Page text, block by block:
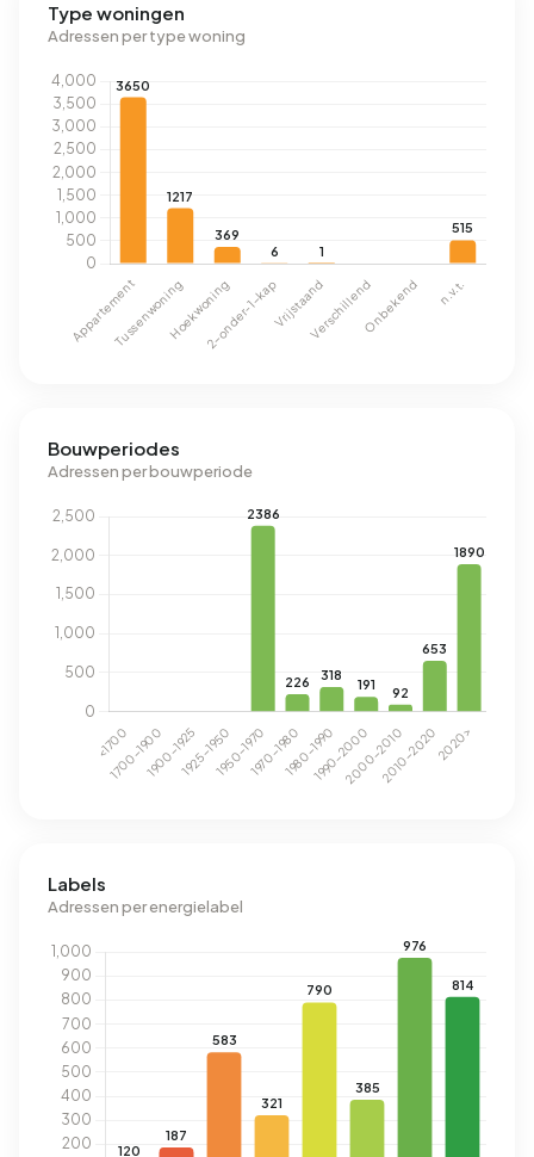
Type woningen
Adressen per type woning
Bouwperiodes
Adressen per bouwperiode
Labels
Adressen per energielabel